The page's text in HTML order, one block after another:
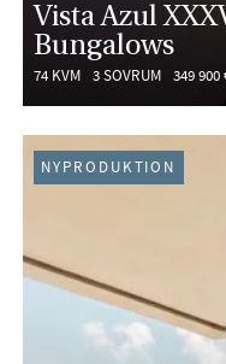
Vista Azul
Bungalows
74 KVM 3 SOVRUM 349 900
NYPRODUKTION